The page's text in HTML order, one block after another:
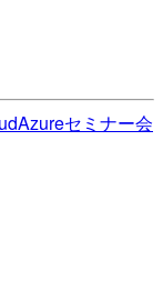
Azureセミナー会